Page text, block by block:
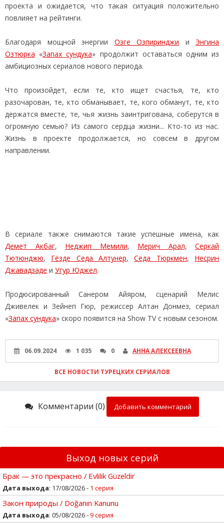
проекта и ожидается, что такая ситуация положительно
повлияет на рейтинги.
Благодаря мощной энергии Озге Озпиринджи и Энгина
Озтюрка «Запах сундука» продолжит оставаться одним из
амбициозных сериалов нового периода.
Что произойдет, если те, кто ищет счастья, те, кто
разочарован, те, кто обманывает, те, кого обманут, те, кто
держатся вместе, те, чья жизнь заинтригована, соберутся в
огромную семью? Из самого сердца жизни... Кто-то из нас.
Жизнь в проекте продолжается, но совсем в другом
направлении.
В сериале также снимаются такие успешные имена, как
Демет Акбаг, Неджип Мемили, Мерич Арал, Серкай
Тютюнджю, Гёзде Седа Алтунер,Седа Тюркмен, Несрин
Джавадзаде и Угур Юджел.
Продюсированный Санером Айяром, сценарий Мелис
Дживелек и Зейнеп Гюр, режиссер Алтан Донмез, сериал
«Запах сундука» скоро появится на Show TV с новым сезоном.
06.09.2024 1 035 0 АННА АЛЕКСЕЕВНА
ВСЕ НОВОСТИ ТУРЕЦКИХ СЕРИАЛОВ
Комментарии (0) Добавить комментарий
Выход новых серий
Брак — это прекрасно / Evlilik Güzeldir
Дата выхода: 17/08/2026 - 1 серия
Закон природы / Doğanın Kanunu
Дата выхода: 05/08/2026 -9 серия